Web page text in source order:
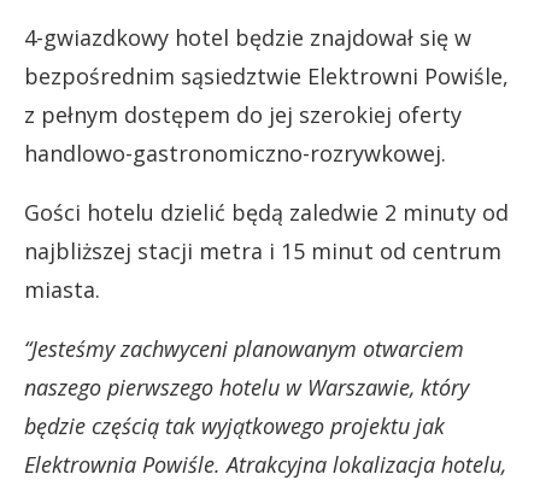
4-gwiazdkowy hotel będzie znajdował się w
bezpośrednim sąsiedztwie Elektrowni Powiśle,
z pełnym dostępem do jej szerokiej oferty
handlowo-gastronomiczno-rozrywkowej.
Gości hotelu dzielić będą zaledwie 2 minuty od
najbliższej stacji metra i 15 minut od centrum
miasta.
“Jesteśmy zachwyceni planowanym otwarciem
naszego pierwszego hotelu w Warszawie, który
będzie częścią tak wyjątkowego projektu jak
Elektrownia Powiśle. Atrakcyjna lokalizacja hotelu,